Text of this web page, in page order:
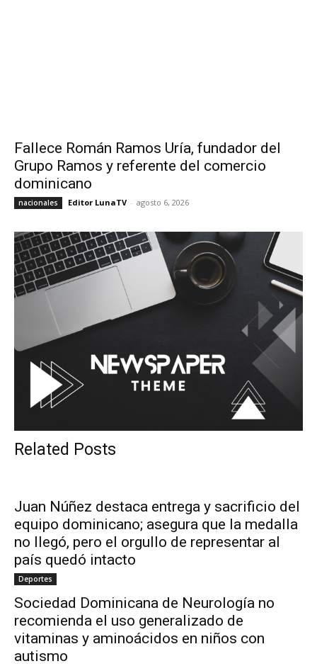
Fallece Román Ramos Uría, fundador del
Grupo Ramos y referente del comercio
dominicano
nacionales Editor LunaTV - agosto 6, 2026
Related Posts
Juan Núñez destaca entrega y sacrificio del
equipo dominicano; asegura que la medalla
no llegó, pero el orgullo de representar al
país quedó intacto
Deportes
Sociedad Dominicana de Neurología no
recomienda el uso generalizado de
vitaminas y aminoácidos en niños con
autismo